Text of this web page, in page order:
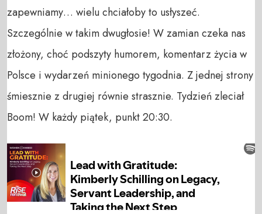
zapewniamy… wielu chciałoby to usłyszeć.
Szczególnie w takim dwugłosie! W zamian czeka nas
złożony, choć podszyty humorem, komentarz życia w
Polsce i wydarzeń minionego tygodnia. Z jednej strony
śmiesznie z drugiej równie strasznie. Tydzień zleciał
Boom! W każdy piątek, punkt 20:30.